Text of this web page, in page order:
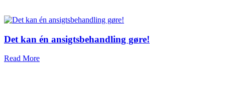
Det kan én ansigtsbehandling gøre!
Read More